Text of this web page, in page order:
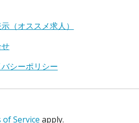
（オススメ求人）
シーポリシー
of Service apply.